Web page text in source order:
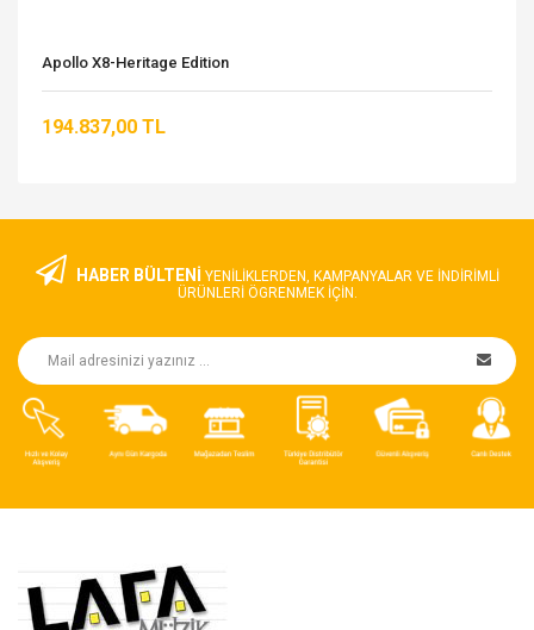
Apollo X8-Heritage Edition
194.837,00 TL
HABER BÜLTENİ YENILIKLERDEN, KAMPANYALAR VE INDIRIMLI
ÜRÜNLERI ÖGRENMEK IÇIN.